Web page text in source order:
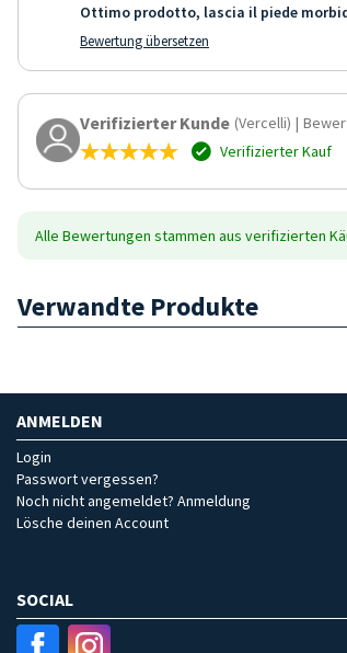
Ottimo prodotto, lascia il piede
Bewertung übersetzen
Verifizierter Kunde (Vercelli) |
Verifizierter Kauf
Alle Bewertungen stammen aus verifizierten
Verwandte Produkte
ANMELDEN
Login
Passwort vergessen?
Noch nicht angemeldet? Anmeldung
Lösche deinen Account
SOCIAL